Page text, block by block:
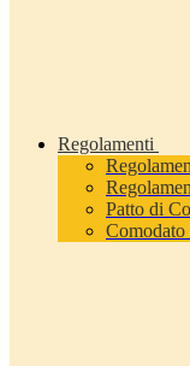
Regolamenti
Patto di
Comodato